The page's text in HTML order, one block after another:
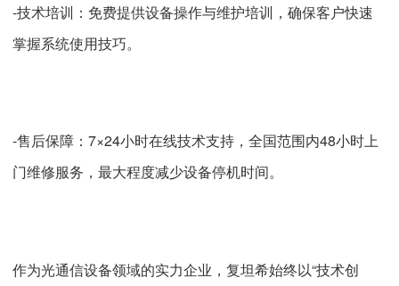
-技术培训：免费提供设备操作与维护培训，确保客户快速
掌握系统使用技巧。
-售后保障：7×24小时在线技术支持，全国范围内48小时上
门维修服务，最大程度减少设备停机时间。
作为光通信设备领域的实力企业，复坦希始终以“技术创